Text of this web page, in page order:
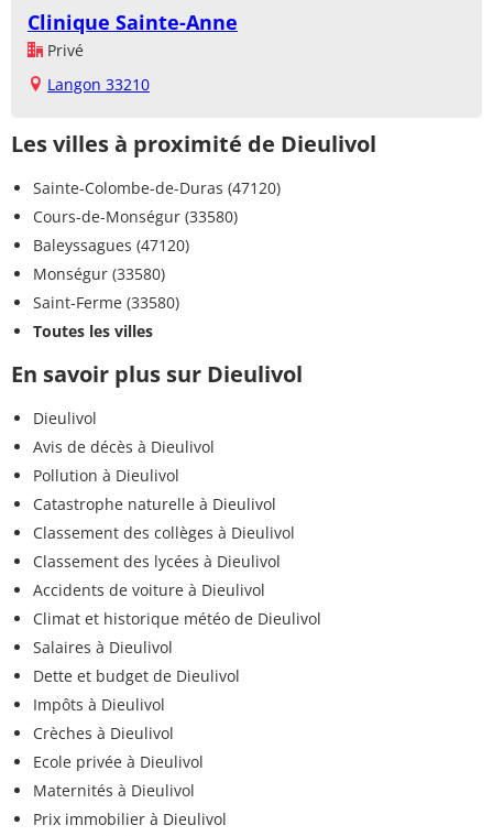
Clinique Sainte-Anne
Privé
Langon 33210
Les villes à proximité de Dieulivol
Sainte-Colombe-de-Duras (47120)
Cours-de-Monségur (33580)
Baleyssagues (47120)
Monségur (33580)
Saint-Ferme (33580)
Toutes les villes
En savoir plus sur Dieulivol
Dieulivol
Avis de décès à Dieulivol
Pollution à Dieulivol
Catastrophe naturelle à Dieulivol
Classement des collèges à Dieulivol
Classement des lycées à Dieulivol
Accidents de voiture à Dieulivol
Climat et historique météo de Dieulivol
Salaires à Dieulivol
Dette et budget de Dieulivol
Impôts à Dieulivol
Crèches à Dieulivol
Ecole privée à Dieulivol
Maternités à Dieulivol
Prix immobilier à Dieulivol